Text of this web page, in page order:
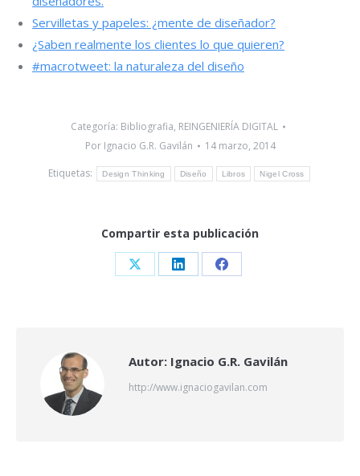
Servilletas y papeles: ¿mente de diseñador?
¿Saben realmente los clientes lo que quieren?
#macrotweet: la naturaleza del diseño
Categoría: Bibliografia, REINGENIERÍA DIGITAL
Por Ignacio G.R. Gavilán
14 marzo, 2014
Etiquetas:
Design Thinking Diseño Libros Nigel Cross
Compartir esta publicación
Share Share Share
Autor: Ignacio G.R. Gavilán
http://www.ignaciogavilan.com